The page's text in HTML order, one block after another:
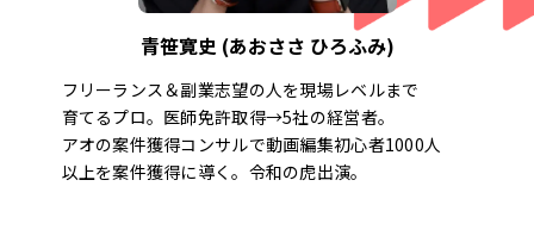
青笹寛史 (あおささ ひろふみ)
フリーランス＆副業志望の人を現場レベルまで
育てるプロ。医師免許取得→5社の経営者。
アオの案件獲得コンサルで動画編集初心者1000人
以上を案件獲得に導く。令和の虎出演。